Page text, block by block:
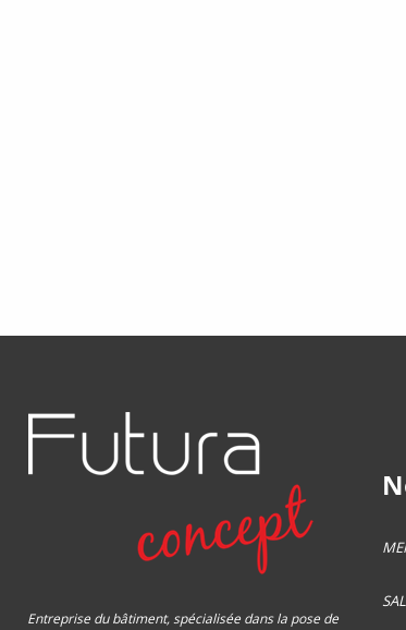
Entreprise du bâtiment, spécialisée dans la pose de